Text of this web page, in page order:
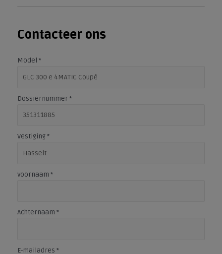
Contacteer ons
Model *
Dossiernummer*
Vestiging*
voornaam *
Achternaam *
E-mailadres *